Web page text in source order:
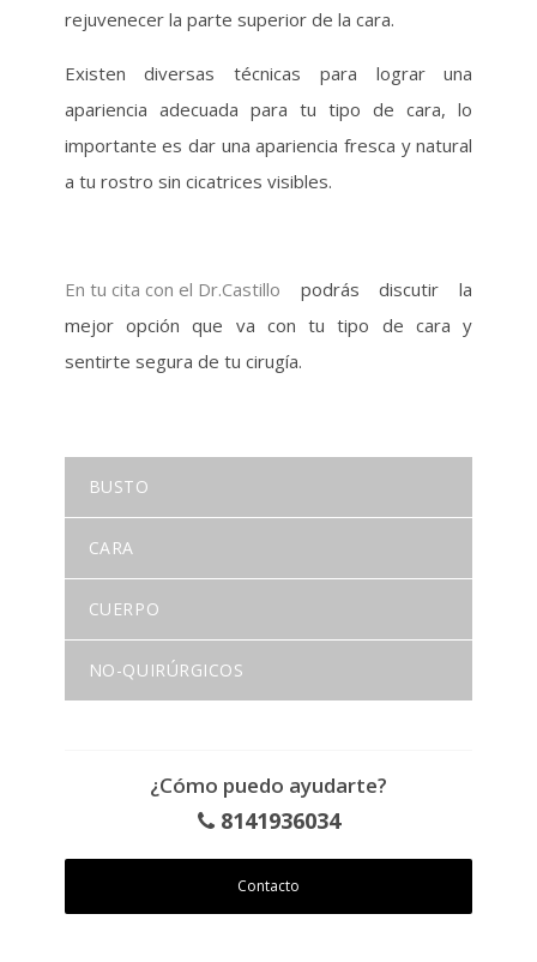
rejuvenecer la parte superior de la cara.
Existen diversas técnicas para lograr una
apariencia adecuada para tu tipo de cara, lo
importante es dar una apariencia fresca y natural
a tu rostro sin cicatrices visibles.
En tu cita con el Dr.Castillo podrás discutir la
mejor opción que va con tu tipo de cara y
sentirte segura de tu cirugía.
BUSTO
CARA
CUERPO
NO-QUIRÚRGICOS
¿Cómo puedo ayudarte?
8141936034
Contacto